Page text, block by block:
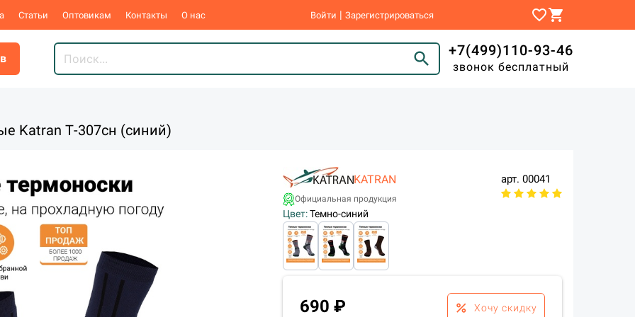
Статьи Оптовикам Контакты О нас Войти | Зарегистрироваться favorite_bordershopping_cart
search +7(499)110-93-46
звонок бесплатный
Katran Т-307сн (синий)
KATRAN
Официальная продукция
арт. 00041
Цвет:Темно-синий
690 ₽ percent
Хочу скидку